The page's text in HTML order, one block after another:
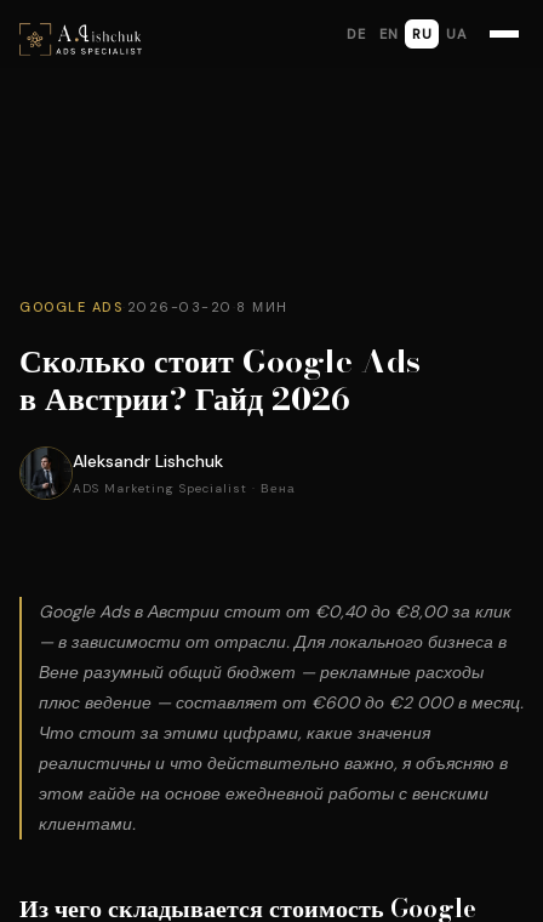
DE EN RU UA
GOOGLE ADS 2026-03-20 8 МИН
Сколько стоит Google Ads
в Австрии? Гайд 2026
Aleksandr Lishchuk
ADS Marketing Specialist · Вена
Google Ads в Австрии стоит от €0,40 до €8,00 за клик
— в зависимости от отрасли. Для локального бизнеса в
Вене разумный общий бюджет — рекламные расходы
плюс ведение — составляет от €600 до €2 000 в месяц.
Что стоит за этими цифрами, какие значения
реалистичны и что действительно важно, я объясняю в
этом гайде на основе ежедневной работы с венскими
клиентами.
Из чего складывается стоимость Google